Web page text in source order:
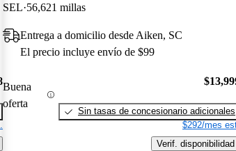
SEL 56,621 millas
Entrega a domicilio desde Aiken, SC
El precio incluye envío de $99
Buena
oferta
Sin tasas de concesionario adicionales
$292/mes
Verif. disponibilidad